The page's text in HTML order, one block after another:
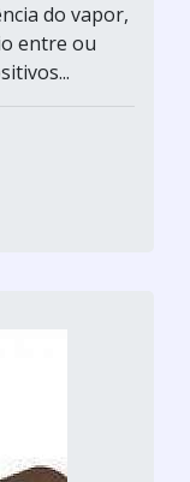
do vapor,
entre ou